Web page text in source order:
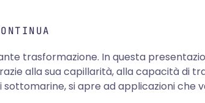
trasformazione. In questa
alla sua capillarità, alla capacità di
sottomarine, si apre ad applicazioni